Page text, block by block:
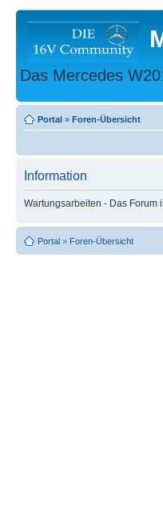
Das Mercedes
Portal » Foren-Übersicht
Information
Wartungsarbeiten - Das Forum
Portal » Foren-Übersicht